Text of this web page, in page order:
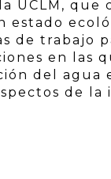
UCLM, que
de trabajo
en las
del agua
de